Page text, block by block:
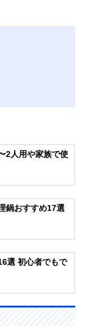
2人用や家族で使
鍋おすすめ17選
選 初心者でもで